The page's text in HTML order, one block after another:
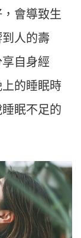
會導致生
人的壽
自身經
的睡眠時
眠不足的